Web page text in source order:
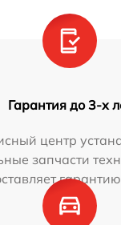
Гарантия до 3-х
центр
запчасти